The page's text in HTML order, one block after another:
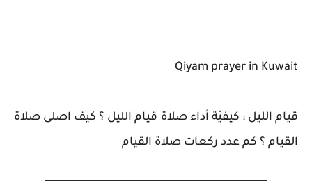
Qiyam prayer in Kuwait
قيام الليل : كيفيّة أداء صلاة قيام الليل ؟ كيف اصلى صلاة
القيام ؟ كم عدد ركعات صلاة القيام